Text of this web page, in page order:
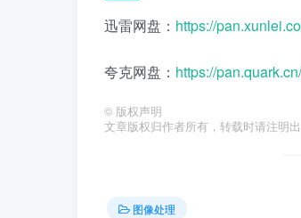
迅雷网盘： https://
夸克网盘： https://
© 版权声明
文章版权归作者所有，转载时请注明出
图像处理